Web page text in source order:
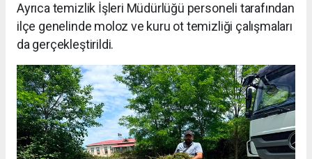
Ayrıca temizlik İşleri Müdürlüğü personeli tarafından
ilçe genelinde moloz ve kuru ot temizliği çalışmaları
da gerçekleştirildi.